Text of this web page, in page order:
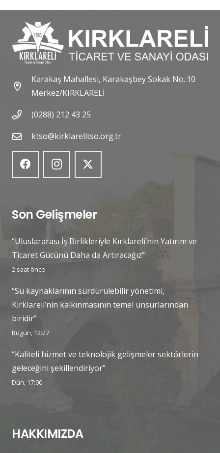
Karakaş Mahallesi, Karakaşbey Sokak No.:10
Merkez/KIRKLARELİ
(0288) 212 43 25
ktso@kirklarelitso.org.tr
Son Gelişmeler
“Uluslararası İş Birlikleriyle Kırklareli’nin Yatırım ve
Ticaret Gücünü Daha da Artıracağız”
2 saat önce
“Su kaynaklarının sürdürülebilir yönetimi,
Kırklareli’nin kalkınmasının temel unsurlarından
biridir”
Bugün, 12:27
“Kaliteli hizmet ve teknolojik gelişmeler sektörlerin
geleceğini şekillendiriyor”
Dün, 17:00
HAKKIMIZDA